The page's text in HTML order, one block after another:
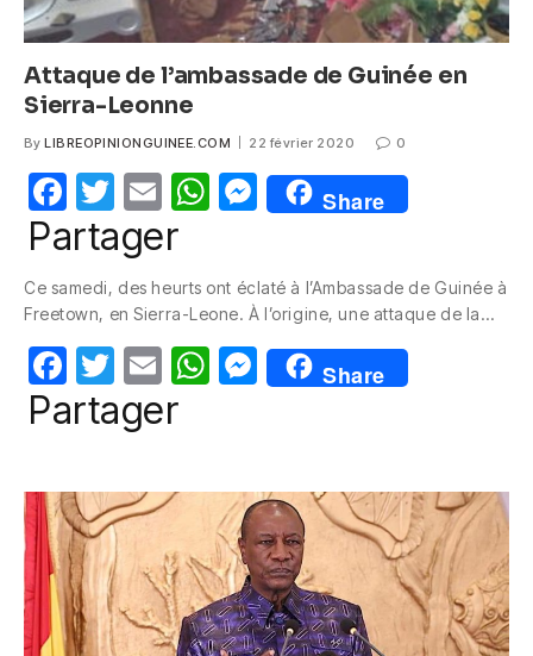
Attaque de l’ambassade de Guinée en
Sierra-Leonne
By LIBREOPINIONGUINEE.COM 22 février 2020 0
F
a
e
b
o
o
T
w
itt
er
E
m
W
s
A
p
M
e
e
n
g
Share
Partager
Ce samedi, des heurts ont éclaté à l’Ambassade de Guinée à
Freetown, en Sierra-Leone. À l’origine, une attaque de la…
F
a
b
o
o
k
T
w
itt
E
m
W
A
p
p
M
e
n
g
er
Share
Partager